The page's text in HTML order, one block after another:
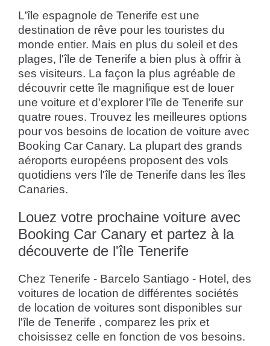
L'île espagnole de Tenerife est une
destination de rêve pour les touristes du
monde entier. Mais en plus du soleil et des
plages, l'île de Tenerife a bien plus à offrir à
ses visiteurs. La façon la plus agréable de
découvrir cette île magnifique est de louer
une voiture et d'explorer l'île de Tenerife sur
quatre roues. Trouvez les meilleures options
pour vos besoins de location de voiture avec
Booking Car Canary. La plupart des grands
aéroports européens proposent des vols
quotidiens vers l'île de Tenerife dans les îles
Canaries.
Louez votre prochaine voiture avec
Booking Car Canary et partez à la
découverte de l'île Tenerife
Chez Tenerife - Barcelo Santiago - Hotel, des
voitures de location de différentes sociétés
de location de voitures sont disponibles sur
l'île de Tenerife , comparez les prix et
choisissez celle en fonction de vos besoins.